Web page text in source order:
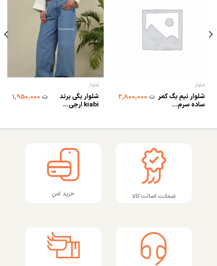
شلوار
شلوار نیم بگ کمر
ساده سرم...
ت2,800,000
شلوار
شلوار بگی برند
kiabi ارجی...
ت1,950,000
ضمانت اصالت کالا خرید امن